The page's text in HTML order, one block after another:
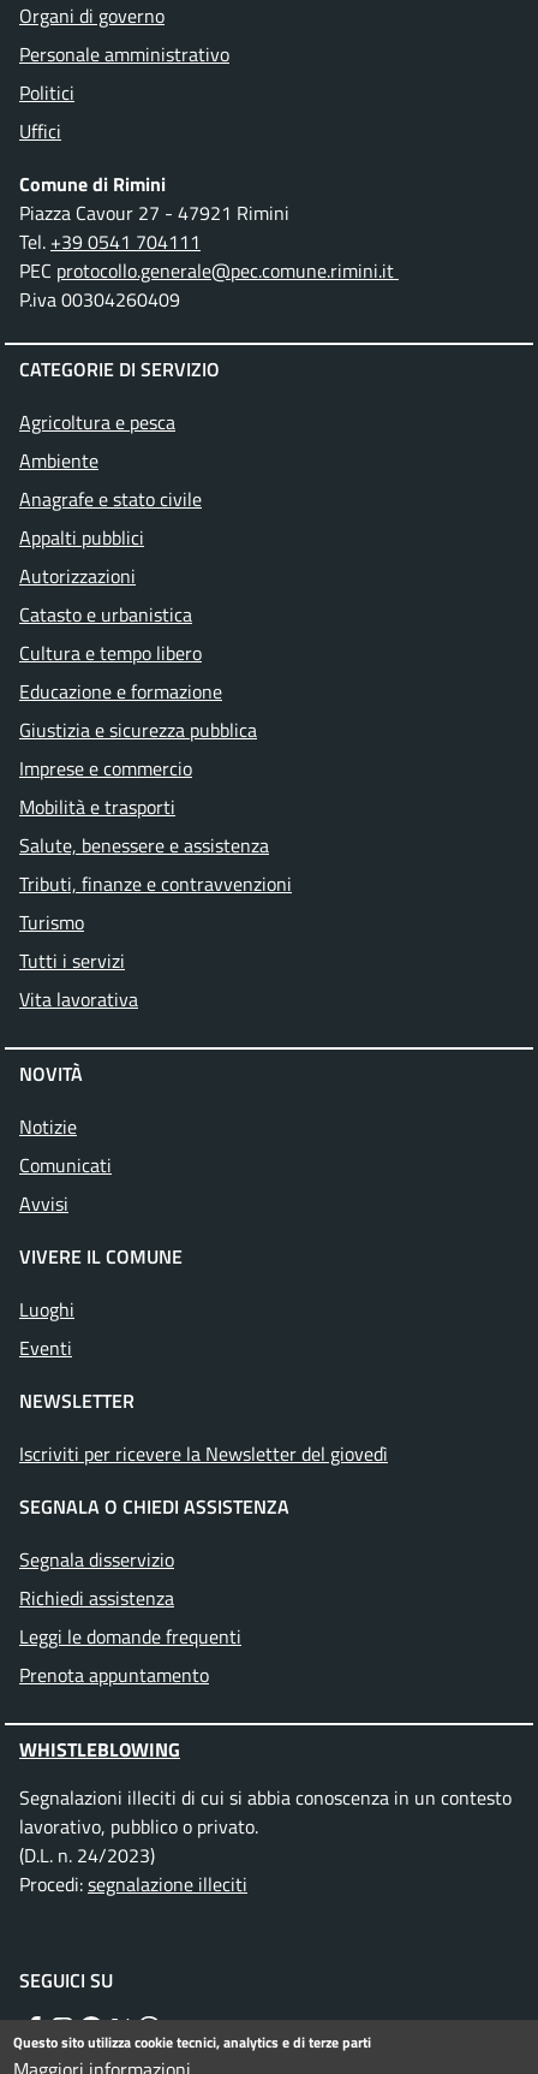
Organi di governo
Personale amministrativo
Politici
Uffici
Comune di Rimini
Piazza Cavour 27 - 47921 Rimini
Tel. +39 0541 704111
PEC protocollo.generale@pec.comune.rimini.it
P.iva 00304260409
CATEGORIE DI SERVIZIO
Agricoltura e pesca
Ambiente
Anagrafe e stato civile
Appalti pubblici
Autorizzazioni
Catasto e urbanistica
Cultura e tempo libero
Educazione e formazione
Giustizia e sicurezza pubblica
Imprese e commercio
Mobilità e trasporti
Salute, benessere e assistenza
Tributi, finanze e contravvenzioni
Turismo
Tutti i servizi
Vita lavorativa
NOVITÀ
Notizie
Comunicati
Avvisi
VIVERE IL COMUNE
Luoghi
Eventi
NEWSLETTER
Iscriviti per ricevere la Newsletter del giovedì
SEGNALA O CHIEDI ASSISTENZA
Segnala disservizio
Richiedi assistenza
Leggi le domande frequenti
Prenota appuntamento
WHISTLEBLOWING
Segnalazioni illeciti di cui si abbia conoscenza in un contesto
lavorativo, pubblico o privato.
(D.L. n. 24/2023)
Procedi:segnalazione illeciti
SEGUICI SU
Facebook
Instagram
Telegram
TwitterWhatsApp
YouTube
Questo sito utilizza cookie tecnici, analytics e di terze parti